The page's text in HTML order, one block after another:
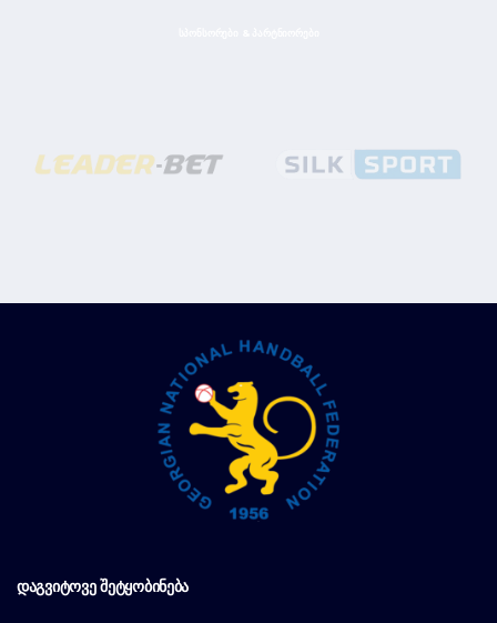
ᲓᲐᲒᲕᲘᲢᲝᲕᲔ ᲨᲔᲢᲧᲝᲑᲘᲜᲔᲑᲐ